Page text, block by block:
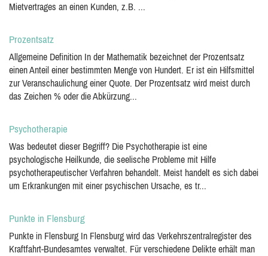
Mietvertrages an einen Kunden, z.B. ...
Prozentsatz
Allgemeine Definition In der Mathematik bezeichnet der Prozentsatz
einen Anteil einer bestimmten Menge von Hundert. Er ist ein Hilfsmittel
zur Veranschaulichung einer Quote. Der Prozentsatz wird meist durch
das Zeichen % oder die Abkürzung...
Psychotherapie
Was bedeutet dieser Begriff? Die Psychotherapie ist eine
psychologische Heilkunde, die seelische Probleme mit Hilfe
psychotherapeutischer Verfahren behandelt. Meist handelt es sich dabei
um Erkrankungen mit einer psychischen Ursache, es tr...
Punkte in Flensburg
Punkte in Flensburg In Flensburg wird das Verkehrszentralregister des
Kraftfahrt-Bundesamtes verwaltet. Für verschiedene Delikte erhält man